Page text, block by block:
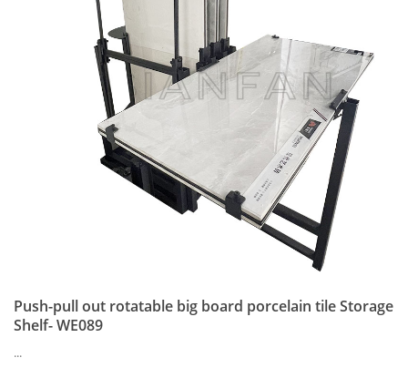
Push-pull out rotatable big board porcelain tile Storage
Shelf- WE089
...